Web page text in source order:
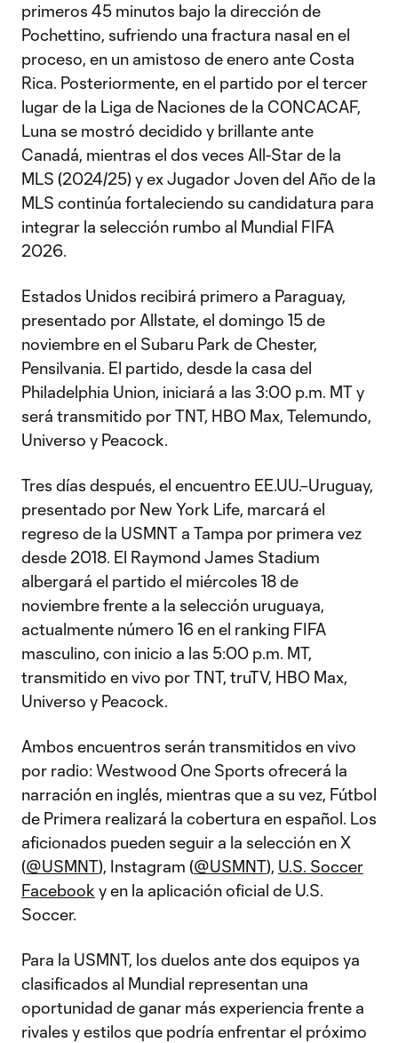
primeros 45 minutos bajo la dirección de
Pochettino, sufriendo una fractura nasal en el
proceso, en un amistoso de enero ante Costa
Rica. Posteriormente, en el partido por el tercer
lugar de la Liga de Naciones de la CONCACAF,
Luna se mostró decidido y brillante ante
Canadá, mientras el dos veces All-Star de la
MLS (2024/25) y ex Jugador Joven del Año de la
MLS continúa fortaleciendo su candidatura para
integrar la selección rumbo al Mundial FIFA
2026.
Estados Unidos recibirá primero a Paraguay,
presentado por Allstate, el domingo 15 de
noviembre en el Subaru Park de Chester,
Pensilvania. El partido, desde la casa del
Philadelphia Union, iniciará a las 3:00 p.m. MT y
será transmitido por TNT, HBO Max, Telemundo,
Universo y Peacock.
Tres días después, el encuentro EE.UU.–Uruguay,
presentado por New York Life, marcará el
regreso de la USMNT a Tampa por primera vez
desde 2018. El Raymond James Stadium
albergará el partido el miércoles 18 de
noviembre frente a la selección uruguaya,
actualmente número 16 en el ranking FIFA
masculino, con inicio a las 5:00 p.m. MT,
transmitido en vivo por TNT, truTV, HBO Max,
Universo y Peacock.
Ambos encuentros serán transmitidos en vivo
por radio: Westwood One Sports ofrecerá la
narración en inglés, mientras que a su vez, Fútbol
de Primera realizará la cobertura en español. Los
aficionados pueden seguir a la selección en X
(@USMNT), Instagram (@USMNT), U.S. Soccer
Facebook y en la aplicación oficial de U.S.
Soccer.
Para la USMNT, los duelos ante dos equipos ya
clasificados al Mundial representan una
oportunidad de ganar más experiencia frente a
rivales y estilos que podría enfrentar el próximo